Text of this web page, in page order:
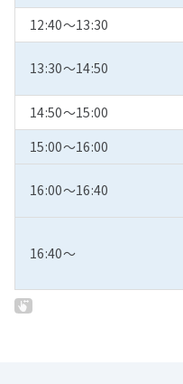
12:40～13:30
13:30～14:50
14:50～15:00
15:00～16:00
16:00～16:40
16:40～